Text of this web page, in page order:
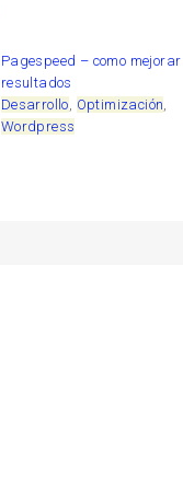
Pagespeed – como
resultados
Desarrollo, Optimización,
Wordpress